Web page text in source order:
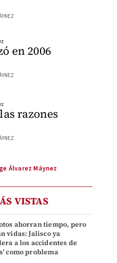
en 2006
razones
Álvarez Máynez
VISTAS
ahorran tiempo, pero
vidas: Jalisco ya
a los accidentes de
como problema